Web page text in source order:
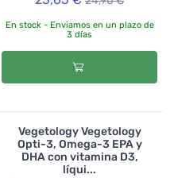
En stock - Enviamos en un plazo de
3 días
Vegetology Vegetology
Opti-3, Omega-3 EPA y
DHA con vitamina D3,
líqui...